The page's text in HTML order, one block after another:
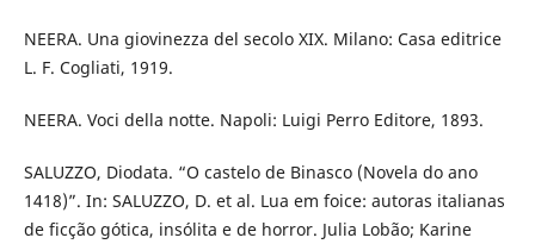
NEERA. Una giovinezza del secolo XIX. Milano: Casa editrice
L. F. Cogliati, 1919.
NEERA. Voci della notte. Napoli: Luigi Perro Editore, 1893.
SALUZZO, Diodata. “O castelo de Binasco (Novela do ano
1418)”. In: SALUZZO, D. et al. Lua em foice: autoras italianas
de ficção gótica, insólita e de horror. Julia Lobão; Karine